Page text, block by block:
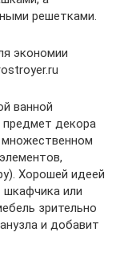
решетками.
экономии
ванной
декора
множественном
Хорошей идеей
шкафчика или
зрительно
и добавит